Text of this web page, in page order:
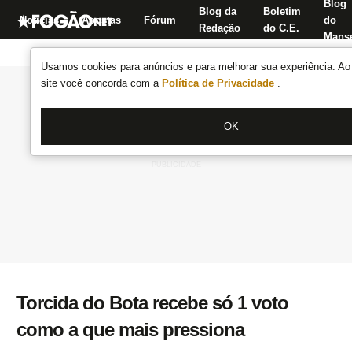
Usamos cookies para anúncios e para melhorar sua experiência.
site você concorda com a Política de Privacidade .
OK
Notícias Apostas Fórum
Blog da
Redação
Boletim
do C.E.
Blog
do
Torcida do Bota recebe só 1 voto
como a que mais pressiona